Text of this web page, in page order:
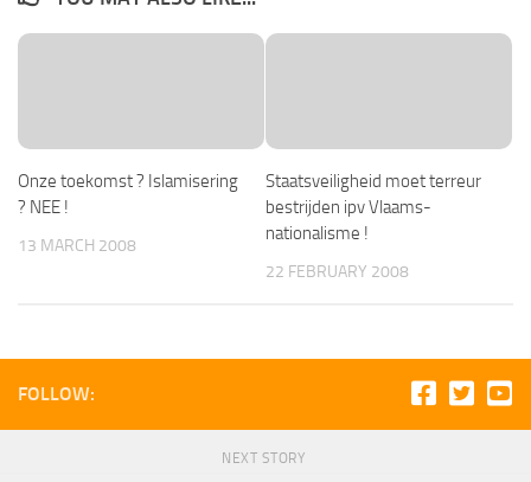
Onze toekomst ? Islamisering
? NEE !
13 MARCH 2008
Staatsveiligheid moet terreur
bestrijden ipv Vlaams-
nationalisme !
22 FEBRUARY 2008
FOLLOW:
NEXT STORY